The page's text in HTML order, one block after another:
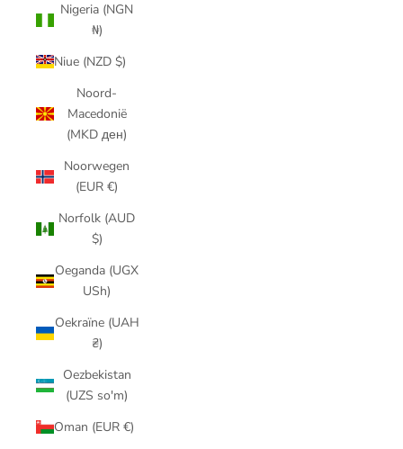
Nigeria (NGN
₦)
Niue (NZD $)
Noord-
Macedonië
(MKD ден)
Noorwegen
(EUR €)
Norfolk (AUD
$)
Oeganda (UGX
USh)
Oekraïne (UAH
₴)
Oezbekistan
(UZS so'm)
Oman (EUR €)